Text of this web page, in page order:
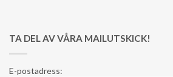
TA DEL AV VÅRA MAILUTSKICK!
E-postadress: